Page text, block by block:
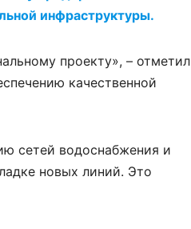
инфраструктуры.
проекту», – отметил
качественной
сетей водоснабжения и
новых линий. Это